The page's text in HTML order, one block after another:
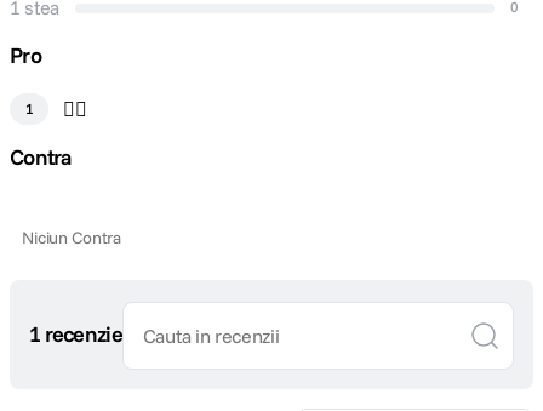
Lungime
Greutate
DETALII PRODUCATOR
1 stea 0
Pro
1 👍🏻
Contra
Niciun Contra
1 recenzie